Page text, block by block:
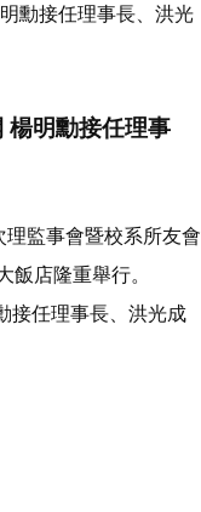
楊明勳接任理事
監事會暨校系所友會
店隆重舉行。
接任理事長、洪光成